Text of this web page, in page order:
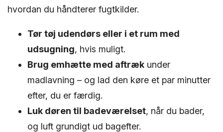
hvordan du håndterer fugtkilder.
Tør tøj udendørs eller i et rum med
udsugning, hvis muligt.
Brug emhætte med aftræk under
madlavning – og lad den køre et par minutter
efter, du er færdig.
Luk døren til badeværelset, når du bader,
og luft grundigt ud bagefter.